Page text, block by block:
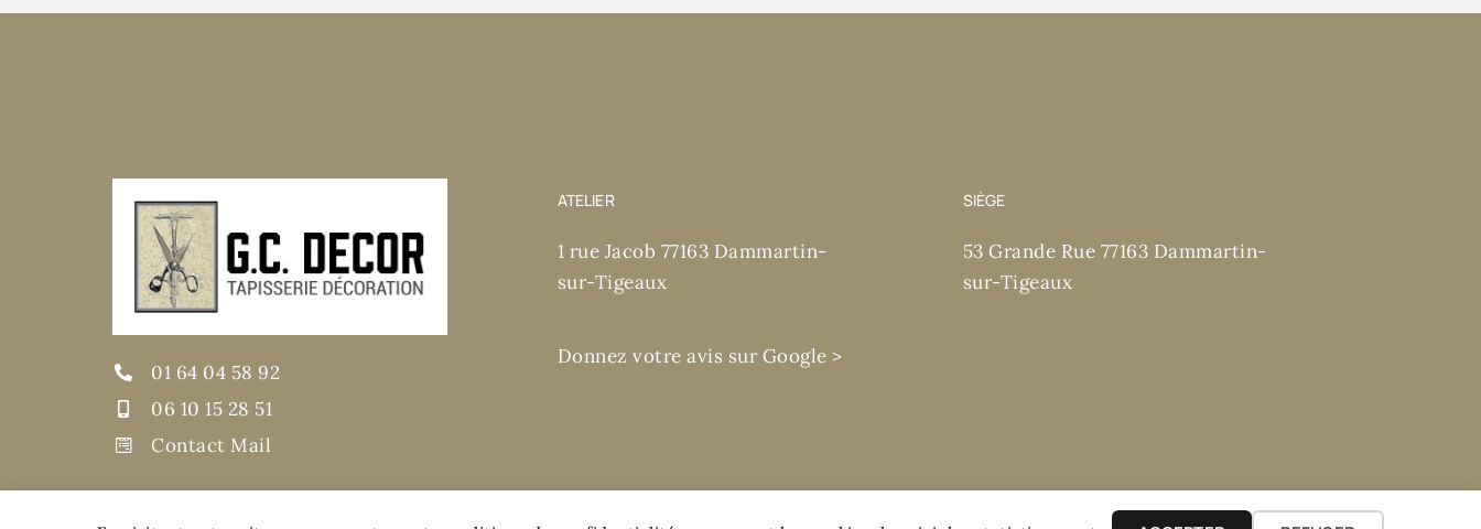
01 64 04 58 92
06 10 15 28 51
Contact Mail
ATELIER
1 rue Jacob 77163 Dammartin-
sur-Tigeaux
Donnez votre avis sur Google >
SIÈGE
53 Grande Rue 77163 Dammartin-
sur-Tigeaux